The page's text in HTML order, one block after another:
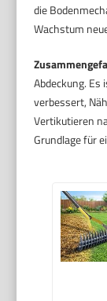
die
Wachstum
Abdeckung. Es
verbessert,
Vertikutieren
Grundlage für